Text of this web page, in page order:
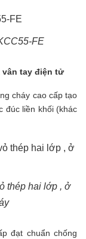
FE
vân tay điện tử
cháy cao cấp tạo
đúc liền khối (khác
thép hai lớp , ở
đạt chuẩn chống